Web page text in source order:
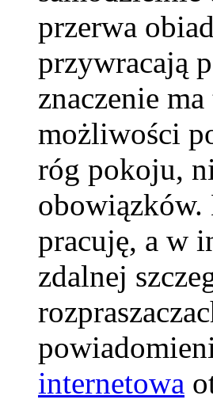
przerwa
przywracają
znaczenie
możliwości
róg pokoju,
obowiązków.
pracuję, a w
zdalnej
internetowa